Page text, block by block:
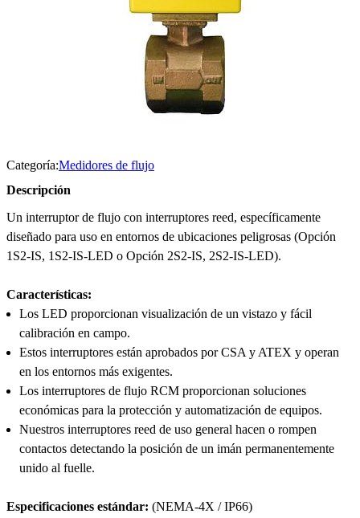
Categoría:Medidores de flujo
Descripción
Un interruptor de flujo con interruptores reed, específicamente
diseñado para uso en entornos de ubicaciones peligrosas (Opción
1S2-IS, 1S2-IS-LED o Opción 2S2-IS, 2S2-IS-LED).
Características:
Los LED proporcionan visualización de un vistazo y fácil
calibración en campo.
Estos interruptores están aprobados por CSA y ATEX y operan
en los entornos más exigentes.
Los interruptores de flujo RCM proporcionan soluciones
económicas para la protección y automatización de equipos.
Nuestros interruptores reed de uso general hacen o rompen
contactos detectando la posición de un imán permanentemente
unido al fuelle.
Especificaciones estándar: (NEMA-4X / IP66)